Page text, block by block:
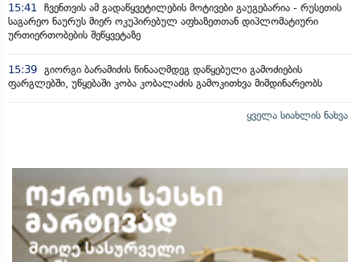
15:41
ჩვენთვის ამ გადაწყვეტილების მოტივები გაუგებარია - რუსეთის
საგარეო ნაურუს მიერ ოკუპირებულ აფხაზეთთან დიპლომატიური
ურთიერთობების შეწყვეტაზე
15:39 გიორგი ბარამიძის წინააღმდეგ დაწყებული გამოძიების
ფარგლებში, უწყებაში კობა კობალაძის გამოკითხვა მიმდინარეობს
ყველა სიახლის ნახვა